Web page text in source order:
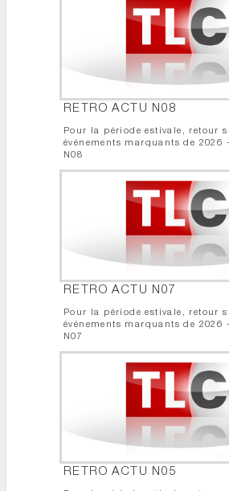
RETRO ACTU N08
Pour la période estivale, retour
événements marquants de 2026
N08
RETRO ACTU N07
Pour la période estivale, retour
événements marquants de 2026
N07
RETRO ACTU N05